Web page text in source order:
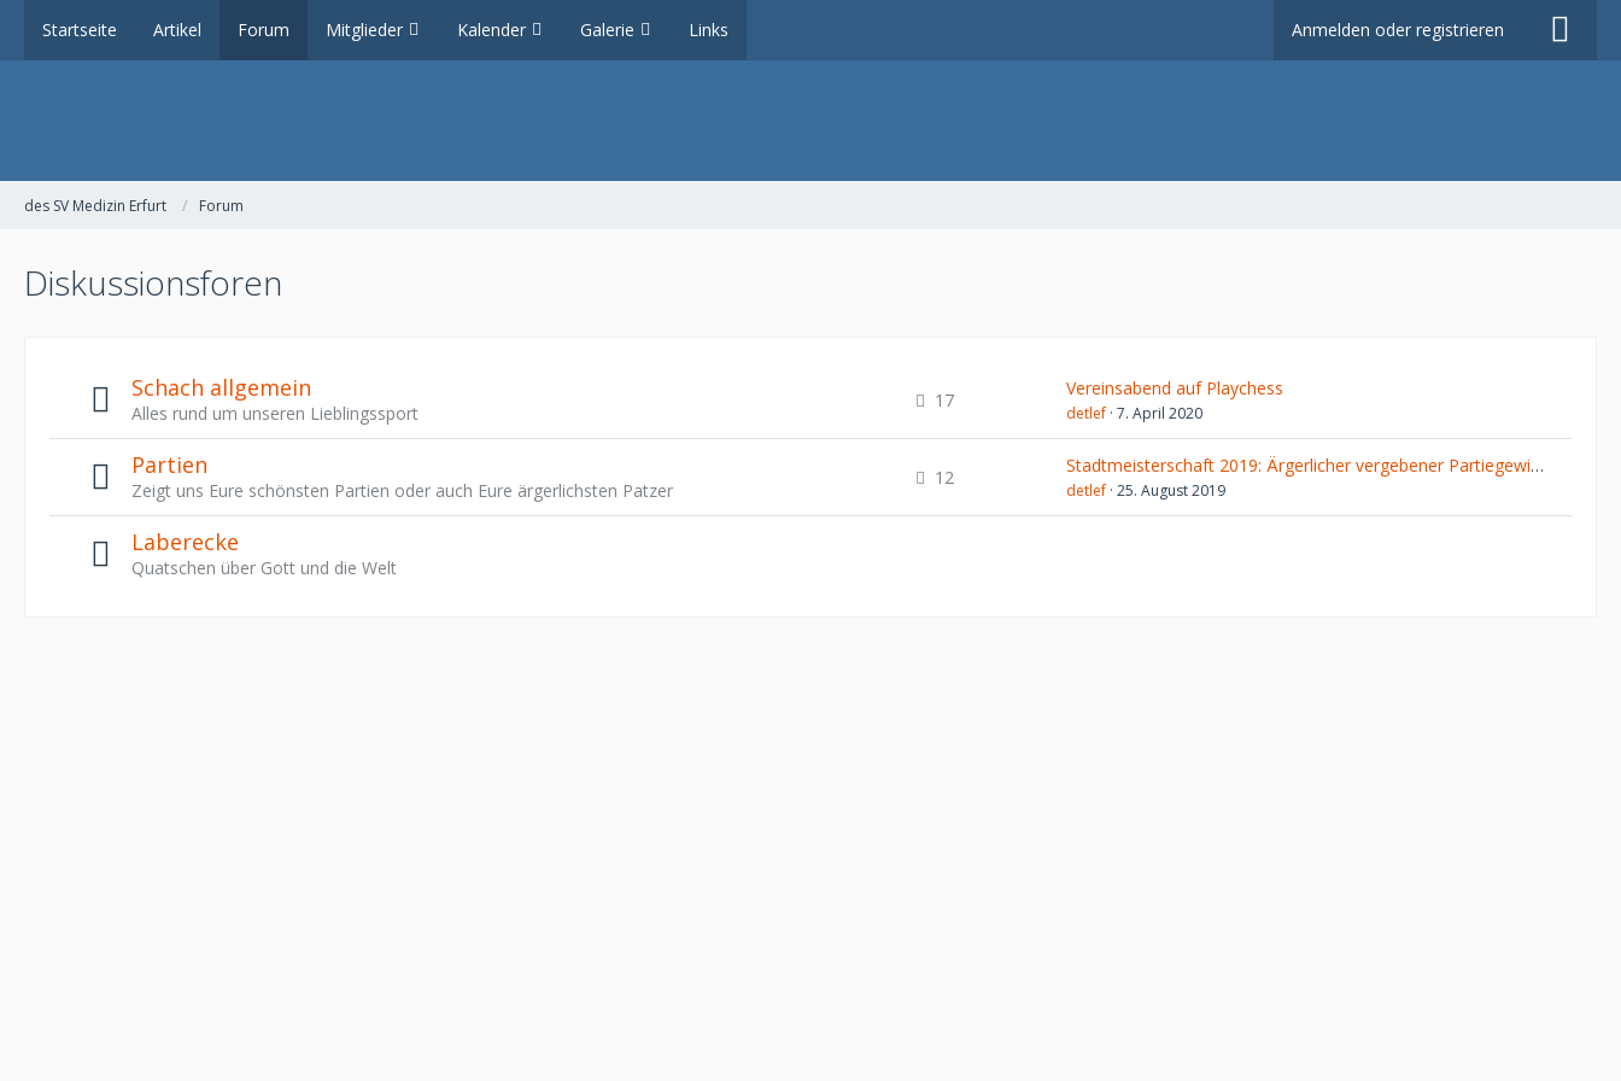
Startseite Artikel Forum Mitglieder Kalender Galerie Links Anmelden oder registrieren
des SV Medizin Erfurt Forum
Diskussionsforen
Schach allgemein
Alles rund um unseren Lieblingssport
17
Vereinsabend auf Playchess
detlef 7. April 2020
Partien
Zeigt uns Eure schönsten Partien oder auch Eure ärgerlichsten Patzer
12
Stadtmeisterschaft 2019: Ärgerlicher vergebener Partiegewinn in einfachem Bauernendspiel
detlef 25. August 2019
Laberecke
Quatschen über Gott und die Welt